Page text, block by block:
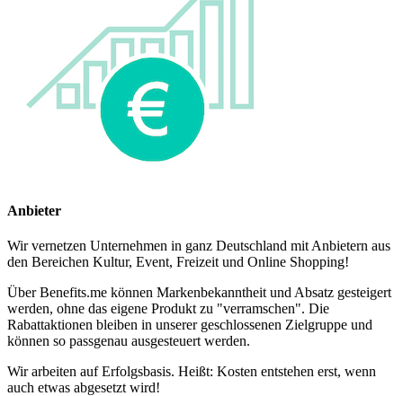
Anbieter
Wir vernetzen Unternehmen in ganz Deutschland mit Anbietern aus
den Bereichen Kultur, Event, Freizeit und Online Shopping!
Über Benefits.me können Markenbekanntheit und Absatz gesteigert
werden, ohne das eigene Produkt zu "verramschen". Die
Rabattaktionen bleiben in unserer geschlossenen Zielgruppe und
können so passgenau ausgesteuert werden.
Wir arbeiten auf Erfolgsbasis. Heißt: Kosten entstehen erst, wenn
auch etwas abgesetzt wird!